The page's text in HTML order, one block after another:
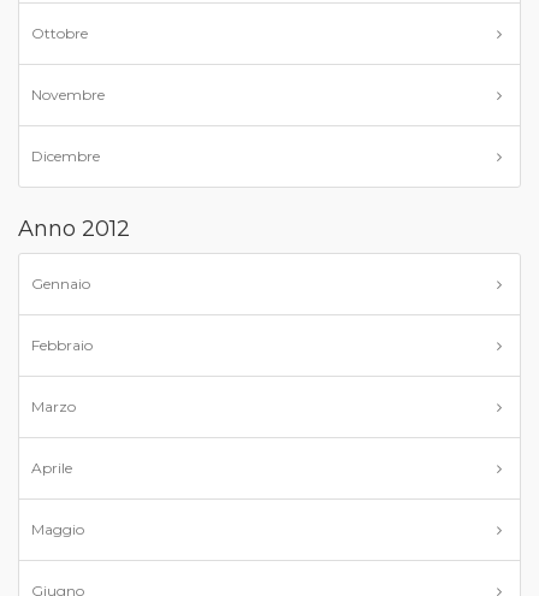
Ottobre
Novembre
Dicembre
Anno 2012
Gennaio
Febbraio
Marzo
Aprile
Maggio
Giugno